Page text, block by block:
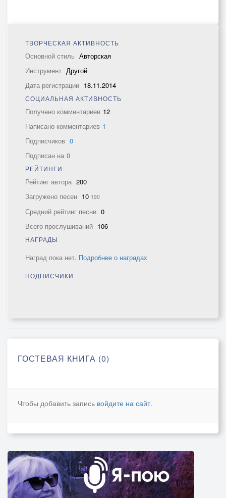
ТВОРЧЕСКАЯ АКТИВНОСТЬ
Основной стиль Авторская
Инструмент Другой
Дата регистрации 18.11.2014
СОЦИАЛЬНАЯ АКТИВНОСТЬ
Получено комментариев 12
Написано комментариев 1
Подписчиков 0
Подписан на 0
РЕЙТИНГИ
Рейтинг автора 200
Загружено песен 10 190
Средний рейтинг песни 0
Всего прослушиваний 106
НАГРАДЫ
Наград пока нет. Подробнее о наградах
ПОДПИСЧИКИ
ГОСТЕВАЯ КНИГА (0)
Чтобы добавить запись войдите на сайт.